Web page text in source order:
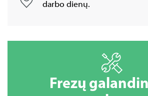
darbo dienų.
Frezų